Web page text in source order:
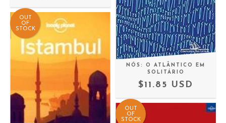
NÓS: O ATLÂNTICO EM
SOLITÁRIO
$11.85 USD
OUT
OF
STOCK
OUT
OF
STOCK